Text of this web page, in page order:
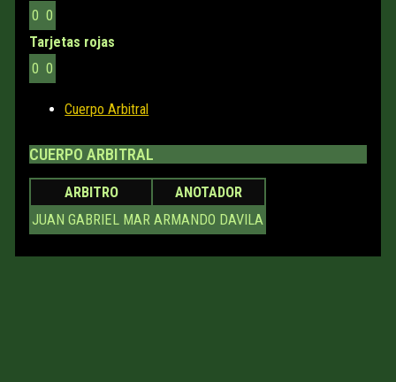
0 0
Tarjetas rojas
0 0
Cuerpo Arbitral
CUERPO ARBITRAL
ARBITRO
ANOTADOR
JUAN GABRIEL MAR ARMANDO DAVILA